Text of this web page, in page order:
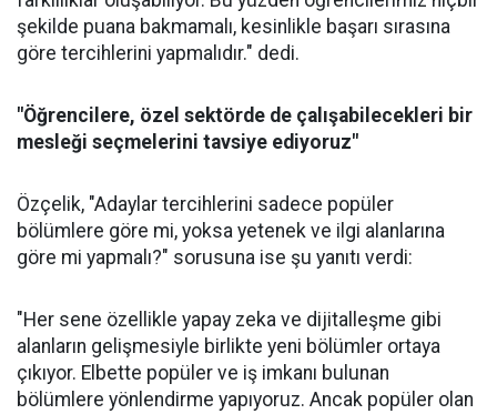
şekilde puana bakmamalı, kesinlikle başarı sırasına
göre tercihlerini yapmalıdır." dedi.
"Öğrencilere, özel sektörde de çalışabilecekleri bir
mesleği seçmelerini tavsiye ediyoruz"
Özçelik, "Adaylar tercihlerini sadece popüler
bölümlere göre mi, yoksa yetenek ve ilgi alanlarına
göre mi yapmalı?" sorusuna ise şu yanıtı verdi:
"Her sene özellikle yapay zeka ve dijitalleşme gibi
alanların gelişmesiyle birlikte yeni bölümler ortaya
çıkıyor. Elbette popüler ve iş imkanı bulunan
bölümlere yönlendirme yapıyoruz. Ancak popüler olan